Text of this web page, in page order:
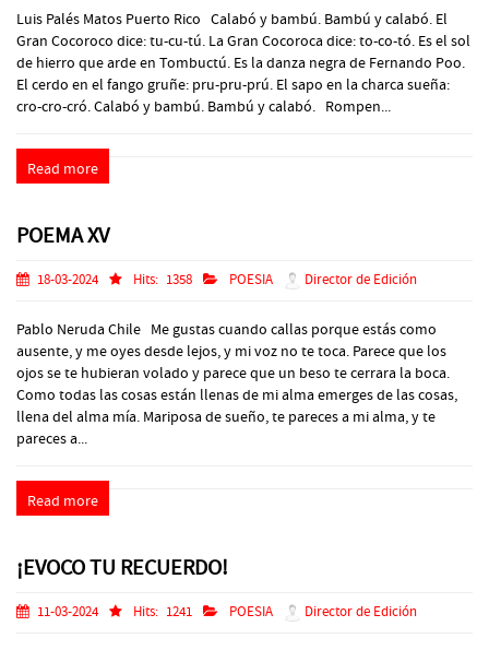
Luis Palés Matos Puerto Rico Calabó y bambú. Bambú y calabó. El
Gran Cocoroco dice: tu-cu-tú. La Gran Cocoroca dice: to-co-tó. Es el sol
de hierro que arde en Tombuctú. Es la danza negra de Fernando Poo.
El cerdo en el fango gruñe: pru-pru-prú. El sapo en la charca sueña:
cro-cro-cró. Calabó y bambú. Bambú y calabó. Rompen...
Read more
POEMA XV
18-03-2024 Hits: 1358 POESIA Director de Edición
Pablo Neruda Chile Me gustas cuando callas porque estás como
ausente, y me oyes desde lejos, y mi voz no te toca. Parece que los
ojos se te hubieran volado y parece que un beso te cerrara la boca.
Como todas las cosas están llenas de mi alma emerges de las cosas,
llena del alma mía. Mariposa de sueño, te pareces a mi alma, y te
pareces a...
Read more
¡EVOCO TU RECUERDO!
11-03-2024 Hits: 1241 POESIA Director de Edición